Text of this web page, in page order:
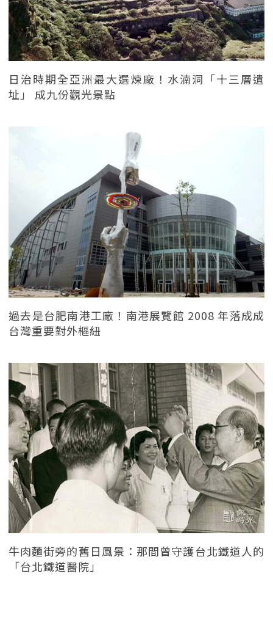
日治時期全亞洲最大選煉廠！水湳洞「十三層遺
址」 成九份觀光景點
過去是台肥南港工廠！南港展覽館 2008 年落成成
台灣重要對外樞紐
牛肉麵街旁的舊日風景：那間曾守護台北鐵道人的
「台北鐵道醫院」